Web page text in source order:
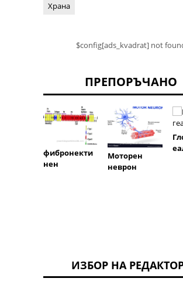
Храна
$config[ads_kvadrat] not
ПРЕПОРЪЧАНО
фибронекти
нен
Моторен
неврон
ИЗБОР НА